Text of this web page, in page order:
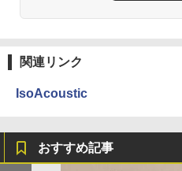
関連リンク
IsoAcoustic
おすすめ記事